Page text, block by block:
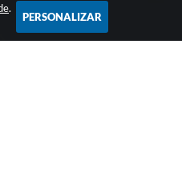
.
PERSONALIZAR